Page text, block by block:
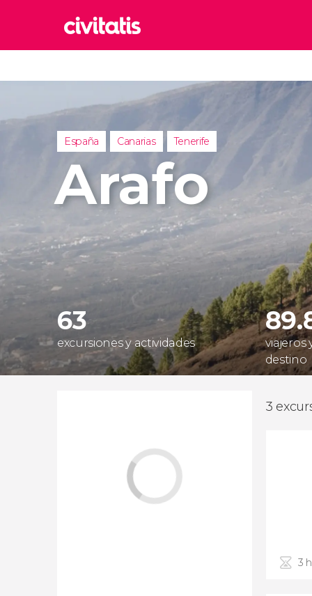
Italia
España Canarias Tenerife
Arafo
63
excursiones y actividades
viajeros
destino
3
3